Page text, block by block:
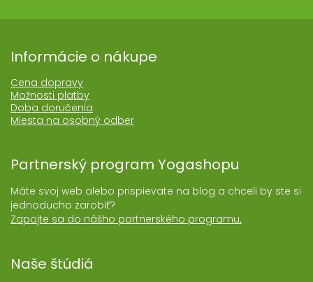
Informácie o nákupe
Cena dopravy
Možnosti platby
Doba doručenia
Miesta na osobný odber
Partnerský program Yogashopu
Máte svoj web alebo prispievate na blog a chceli by ste si
jednoducho zarobiť?
Zapojte sa do nášho partnerského programu.
Naše štúdiá